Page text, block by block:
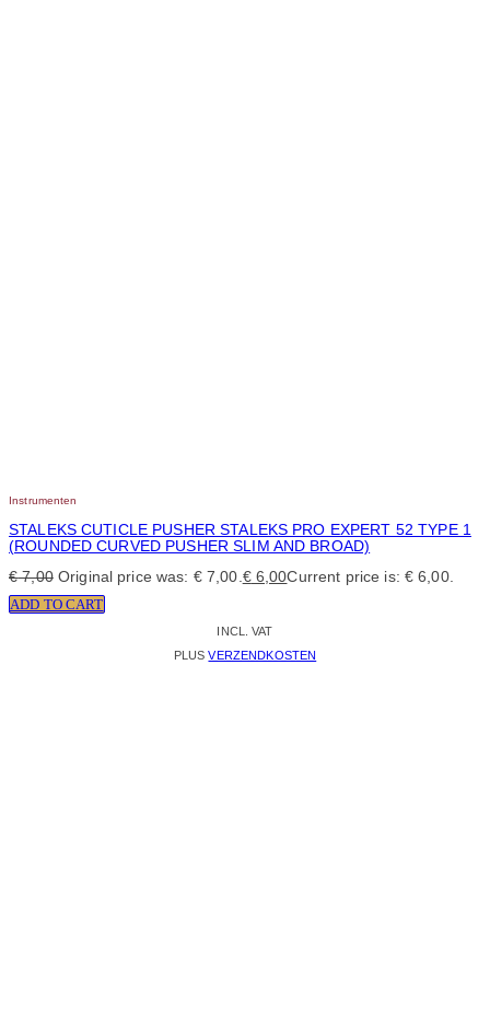
Instrumenten
STALEKS CUTICLE PUSHER STALEKS PRO EXPERT 52 TYPE 1
(ROUNDED CURVED PUSHER SLIM AND BROAD)
€7,00 Original price was: € 7,00.€6,00Current price is: € 6,00.
ADD TO CART
INCL. VAT
PLUSVERZENDKOSTEN